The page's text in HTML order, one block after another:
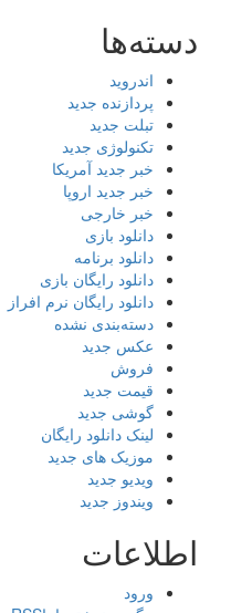
دسته‌ها
اندروید
پردازنده جدید
تبلت جدید
تکنولوژی جدید
خبر جدید آمریکا
خبر جدید اروپا
خبر خارجی
دانلود بازی
دانلود برنامه
دانلود رایگان بازی
دانلود رایگان نرم افراز
دسته‌بندی نشده
عکس جدید
فروش
قیمت جدید
گوشی جدید
لینک دانلود رایگان
موزیک های جدید
ویدیو جدید
ویندوز جدید
اطلاعات
ورود